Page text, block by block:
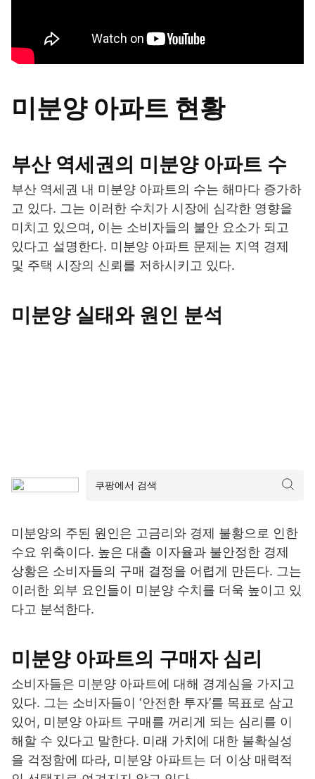
미분양 아파트 현황
부산 역세권의 미분양 아파트 수
부산 역세권 내 미분양 아파트의 수는 해마다 증가하
고 있다. 그는 이러한 수치가 시장에 심각한 영향을
미치고 있으며, 이는 소비자들의 불안 요소가 되고
있다고 설명한다. 미분양 아파트 문제는 지역 경제
및 주택 시장의 신뢰를 저하시키고 있다.
미분양 실태와 원인 분석
미분양의 주된 원인은 고금리와 경제 불황으로 인한
수요 위축이다. 높은 대출 이자율과 불안정한 경제
상황은 소비자들의 구매 결정을 어렵게 만든다. 그는
이러한 외부 요인들이 미분양 수치를 더욱 높이고 있
다고 분석한다.
미분양 아파트의 구매자 심리
소비자들은 미분양 아파트에 대해 경계심을 가지고
있다. 그는 소비자들이 ‘안전한 투자’를 목표로 삼고
있어, 미분양 아파트 구매를 꺼리게 되는 심리를 이
해할 수 있다고 말한다. 미래 가치에 대한 불확실성
을 걱정함에 따라, 미분양 아파트는 더 이상 매력적